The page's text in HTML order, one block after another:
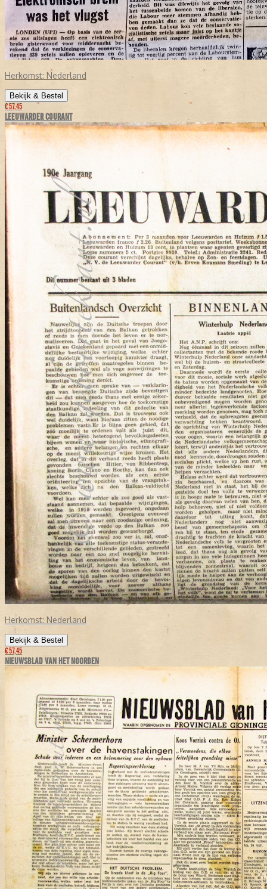
Herkomst: Nederland
Bekijk & Bestel
€ 57,45
LEEUWARDER COURANT
Herkomst: Nederland
Bekijk & Bestel
€ 57,45
NIEUWSBLAD VAN HET NOORDEN